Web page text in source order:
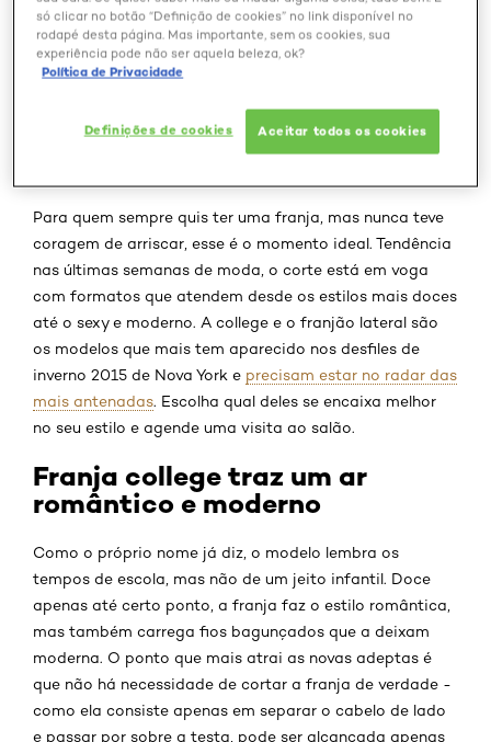
TENDÊNCIA É A MELHOR?
Fevereiro 04, 2024
Para quem sempre quis ter uma franja, mas nunca teve
coragem de arriscar, esse é o momento ideal. Tendência
nas últimas semanas de moda, o corte está em voga
com formatos que atendem desde os estilos mais doces
até o sexy e moderno. A college e o franjão lateral são
os modelos que mais tem aparecido nos desfiles de
inverno 2015 de Nova York e precisam estar no radar das
mais antenadas. Escolha qual deles se encaixa melhor
no seu estilo e agende uma visita ao salão.
Franja college traz um ar
romântico e moderno
Como o próprio nome já diz, o modelo lembra os
tempos de escola, mas não de um jeito infantil. Doce
apenas até certo ponto, a franja faz o estilo romântica,
mas também carrega fios bagunçados que a deixam
moderna. O ponto que mais atrai as novas adeptas é
que não há necessidade de cortar a franja de verdade -
como ela consiste apenas em separar o cabelo de lado
e passar por sobre a testa, pode ser alcançada apenas
só clicar no botão “Definição de cookies” no link disponível no
rodapé desta página. Mas importante, sem os cookies, sua
experiência pode não ser aquela beleza, ok?
Política de Privacidade
Definições de cookies Aceitar todos os cookies